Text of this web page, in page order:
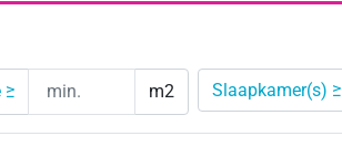
≥ m2 Slaapkamer(s) ≥